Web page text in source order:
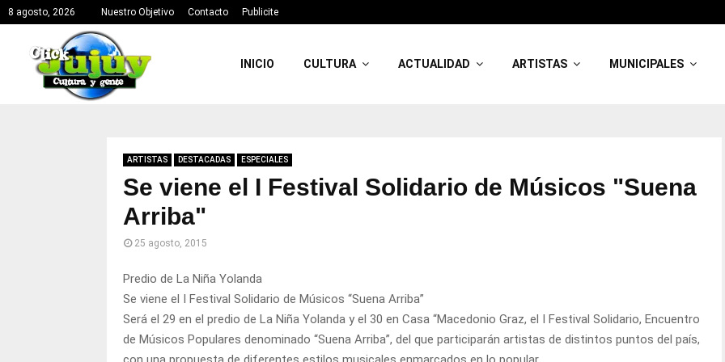
8 agosto, 2026 Nuestro Objetivo Contacto Publicite
INICIO CULTURA ACTUALIDAD ARTISTAS MUNICIPALES
ARTISTAS DESTACADAS ESPECIALES
Se viene el I Festival Solidario de Músicos "Suena
Arriba"
25 agosto, 2015
Predio de La Niña Yolanda
Se viene el I Festival Solidario de Músicos “Suena Arriba”
Será el 29 en el predio de La Niña Yolanda y el 30 en Casa “Macedonio Graz, el I Festival Solidario, Encuentro
de Músicos Populares denominado “Suena Arriba”, del que participarán artistas de distintos puntos del país,